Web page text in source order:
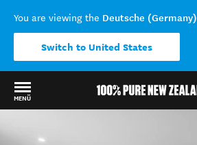
You are viewing the Deutsche (Germany)
Switch to United States
MENÜ